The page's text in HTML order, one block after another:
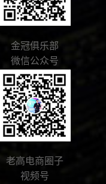
金冠俱乐部
微信公众号
老高电商圈子
视频号